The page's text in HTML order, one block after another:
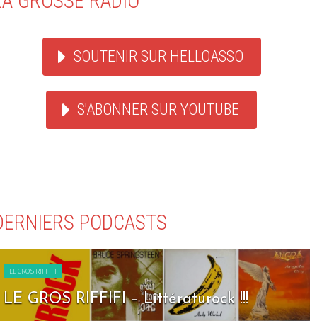
SOUTENIR SUR HELLOASSO
S'ABONNER SUR YOUTUBE
PODCASTS
LE GROS RIFFIFI
LE GROS RIFFIFI – Littératurock !!!